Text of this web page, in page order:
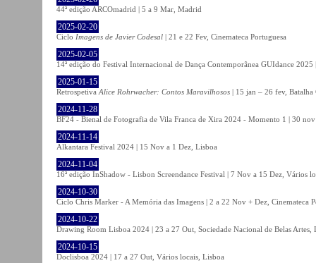
44ª edição ARCOmadrid | 5 a 9 Mar, Madrid
2025-02-20
Ciclo Imagens de Javier Codesal | 21 e 22 Fev, Cinemateca Portuguesa
2025-02-05
14ª edição do Festival Internacional de Dança Contemporânea GUIdance 2025
2025-01-15
Retrospetiva Alice Rohrwacher: Contos Maravilhosos | 15 jan – 26 fev, Batalha
2024-11-28
BF24 - Bienal de Fotografia de Vila Franca de Xira 2024 - Momento 1 | 30
2024-11-14
Alkantara Festival 2024 | 15 Nov a 1 Dez, Lisboa
2024-11-04
16ª edição InShadow - Lisbon Screendance Festival | 7 Nov a 15 Dez, Vários
2024-10-30
Ciclo Chris Marker - A Memória das Imagens | 2 a 22 Nov + Dez, Cinemateca
2024-10-22
Drawing Room Lisboa 2024 | 23 a 27 Out, Sociedade Nacional de Belas Artes,
2024-10-15
Doclisboa 2024 | 17 a 27 Out, Vários locais, Lisboa